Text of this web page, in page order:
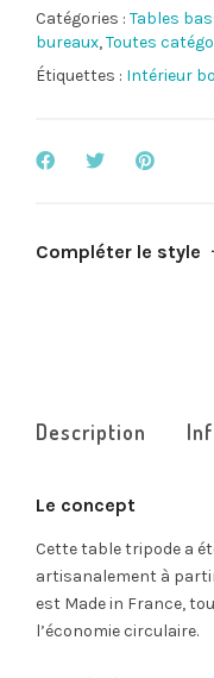
Catégories : Tables
bureaux,Toutes
Étiquettes : Intérieur
Compléter le style
Description
Le concept
Cette table tripode a
artisanalement à
est Made in France,
l’économie circulaire.